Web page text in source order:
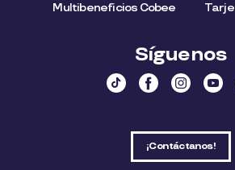
Multibeneficios Cobee
Síguenos
¡Contáctanos!